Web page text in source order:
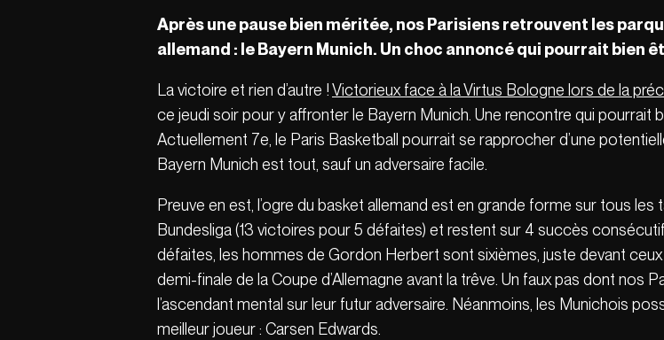
Après une pause bien méritée, nos Parisiens retrouvent les
allemand : le Bayern Munich. Un choc annoncé qui pourrait bien
La victoire et rien d’autre !Victorieux face à la Virtus Bologne lors de la
ce jeudi soir pour y affronter le Bayern Munich. Une rencontre qui pourrait
Actuellement 7e, le Paris Basketball pourrait se rapprocher d’une
Bayern Munich est tout, sauf un adversaire facile.
Preuve en est, l’ogre du basket allemand est en grande forme sur tous
Bundesliga (13 victoires pour 5 défaites) et restent sur 4 succès
défaites, les hommes de Gordon Herbert sont sixièmes, juste devant ceux
demi-finale de la Coupe d’Allemagne avant la trêve. Un faux pas dont nos
l’ascendant mental sur leur futur adversaire. Néanmoins, les Munichois
meilleur joueur : Carsen Edwards.